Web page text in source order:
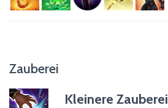
Nekromant (passiv)
Zauberei
Kleinere Zauberei